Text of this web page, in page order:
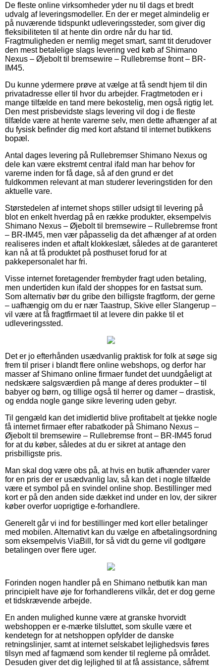
De fleste online virksomheder yder nu til dags et bredt
udvalg af leveringsmodeller. En der er meget almindelig er
på nuværende tidspunkt udleveringssteder, som giver dig
fleksibiliteten til at hente din ordre når du har tid.
Fragtmuligheden er nemlig meget smart, samt tit derudover
den mest betalelige slags levering ved køb af Shimano
Nexus – Øjebolt til bremsewire – Rullebremse front – BR-
IM45.
Du kunne ydermere prøve at vælge at få sendt hjem til din
privatadresse eller til hvor du arbejder. Fragtmetoden er i
mange tilfælde en tand mere bekostelig, men også rigtig let.
Den mest prisbevidste slags levering vil dog i de fleste
tilfælde være at hente varerne selv, men dette afhænger af at
du fysisk befinder dig med kort afstand til internet butikkens
bopæl.
Antal dages levering på Rullebremser Shimano Nexus og
dele kan være ekstremt central ifald man har behov for
varerne inden for få dage, så af den grund er det
fuldkommen relevant at man studerer leveringstiden for den
aktuelle vare.
Størstedelen af internet shops stiller udsigt til levering på
blot en enkelt hverdag på en række produkter, eksempelvis
Shimano Nexus – Øjebolt til bremsewire – Rullebremse front
– BR-IM45, men vær påpasselig da det afhænger af at orden
realiseres inden et aftalt klokkeslæt, således at de garanteret
kan nå at få produktet på posthuset forud for at
pakkepersonalet har fri.
Visse internet foretagender frembyder fragt uden betaling,
men undertiden kun ifald der shoppes for en fastsat sum.
Som alternativ bør du gribe den billigste fragtform, der gerne
– uafhængig om du er nær Taastrup, Skive eller Slangerup –
vil være at få fragtfirmaet til at levere din pakke til et
udleveringssted.
Det er jo efterhånden usædvanlig praktisk for folk at søge sig
frem til priser i blandt flere online webshops, og derfor har
masser af Shimano online firmaer fundet det uundgåeligt at
nedskære salgsværdien på mange af deres produkter – til
babyer og børn, og tillige også til herrer og damer – drastisk,
og endda nogle gange sikre levering uden gebyr.
Til gengæld kan det imidlertid blive profitabelt at tjekke nogle
få internet firmaer efter rabatkoder på Shimano Nexus –
Øjebolt til bremsewire – Rullebremse front – BR-IM45 forud
for at du køber, således at du er sikret at antage den
prisbilligste pris.
Man skal dog være obs på, at hvis en butik afhænder varer
for en pris der er usædvanlig lav, så kan det i nogle tilfælde
være et symbol på en svindel online shop. Bestillinger med
kort er på den anden side dækket ind under en lov, der sikrer
køber overfor uoprigtige e-forhandlere.
Generelt går vi ind for bestillinger med kort eller betalinger
med mobilen. Alternativt kan du vælge en afbetalingsordning
som eksempelvis ViaBill, for så vidt du gerne vil godtgøre
betalingen over flere uger.
Forinden nogen handler på en Shimano netbutik kan man
principielt have øje for forhandlerens vilkår, det er dog gerne
et tidskrævende arbejde.
En anden mulighed kunne være at granske hvorvidt
webshoppen er e-mærke tilsluttet, som skulle være et
kendetegn for at netshoppen opfylder de danske
retningslinjer, samt at internet selskabet lejlighedsvis føres
tilsyn med af fagmænd som kender til reglerne på området.
Desuden giver det dig lejlighed til at få assistance, såfremt